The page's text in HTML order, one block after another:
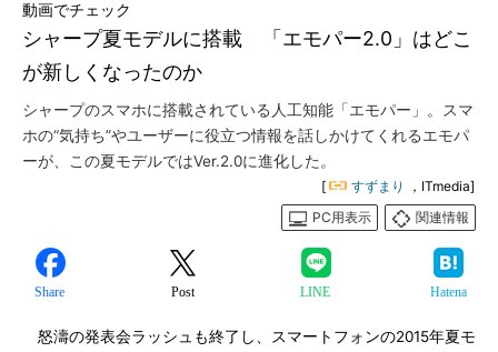
シャープ夏モデルに搭載 「エモパー2.0」はどこ
が新しくなったのか
動画でチェック
シャープのスマホに搭載されている人工知能「エモパー」。スマ
ホの“気持ち”やユーザーに役立つ情報を話しかけてくれるエモパ
ーが、この夏モデルではVer.2.0に進化した。
[ すずまり
，ITmedia]
PC用表示
関連情報
Share Post LINE Hatena
怒濤の発表会ラッシュも終了し、スマートフォンの2015年夏モ